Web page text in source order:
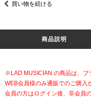
買い物を続ける
商品説明
※LAD MUSICIAN の商品は、ブ
WEB会員様のみ通販でのご購入
会員の方はログイン後、非会員